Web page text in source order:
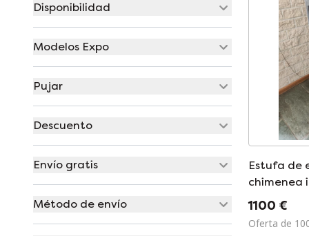
Disponibilidad
Modelos Expo
Pujar
Descuento
Envío gratis
Método de envío
Estufa de
chimenea
1100 €
Oferta de